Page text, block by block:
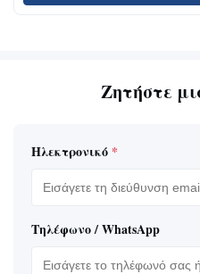
Ζητήστε
Ηλεκτρονικό *
Τηλέφωνο / WhatsApp